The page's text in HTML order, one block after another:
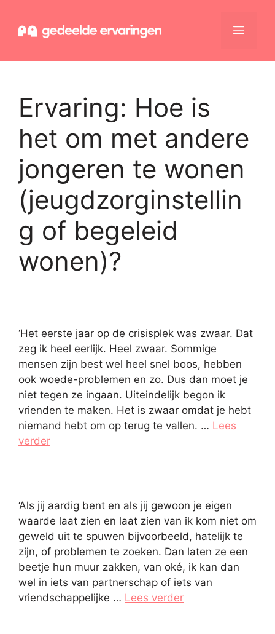
naar
Menu
Ervaring: Hoe is
het om met andere
jongeren te wonen
(jeugdzorginstellin
g of begeleid
wonen)?
‘Het eerste jaar op de crisisplek was zwaar. Dat
zeg ik heel eerlijk. Heel zwaar. Sommige
mensen zijn best wel heel snel boos, hebben
ook woede-problemen en zo. Dus dan moet je
niet tegen ze ingaan. Uiteindelijk begon ik
vrienden te maken. Het is zwaar omdat je hebt
niemand hebt om op terug te vallen. … Lees
verder
‘Als jij aardig bent en als jij gewoon je eigen
waarde laat zien en laat zien van ik kom niet om
geweld uit te spuwen bijvoorbeeld, hatelijk te
zijn, of problemen te zoeken. Dan laten ze een
beetje hun muur zakken, van oké, ik kan dan
wel in iets van partnerschap of iets van
vriendschappelijke … Lees verder